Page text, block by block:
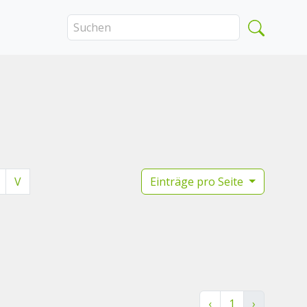
V
Einträge pro Seite
‹ 1 ›